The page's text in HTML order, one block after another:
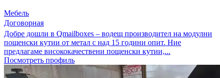
Мебель
Договорная
Добре дошли в Qmailboxes – водещ производител на модулни
пощенски кутии от метал с над 15 години опит. Ние
предлагаме висококачествени пощенски кутии,...
Посмотреть профиль